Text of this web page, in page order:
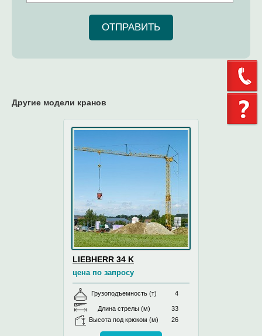
ОТПРАВИТЬ
Другие модели кранов
LIEBHERR 34 K
цена по запросу
Грузоподъемность (т) 4
Длина стрелы (м)
33
Высота под крюком (м)
26